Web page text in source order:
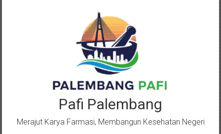
Pafi Palembang
Merajut Karya Farmasi, Membangun Kesehatan Negeri